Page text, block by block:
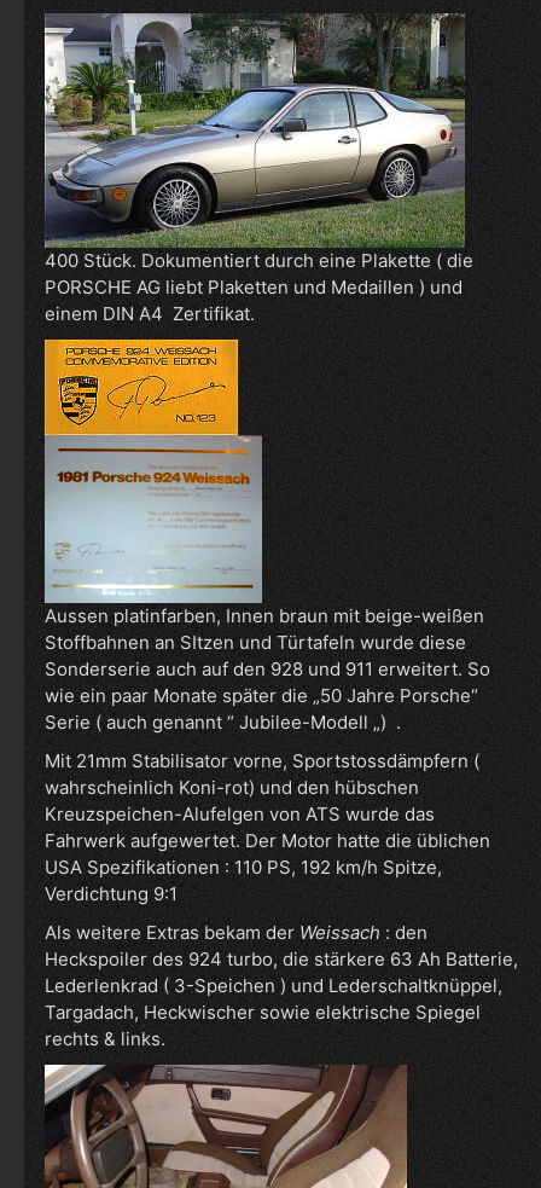
400 Stück. Dokumentiert durch eine Plakette ( die
PORSCHE AG liebt Plaketten und Medaillen ) und
einem DIN A4 Zertifikat.
Aussen platinfarben, Innen braun mit beige-weißen
Stoffbahnen an SItzen und Türtafeln wurde diese
Sonderserie auch auf den 928 und 911 erweitert. So
wie ein paar Monate später die „50 Jahre Porsche“
Serie ( auch genannt “ Jubilee-Modell „) .
Mit 21mm Stabilisator vorne, Sportstossdämpfern (
wahrscheinlich Koni-rot) und den hübschen
Kreuzspeichen-Alufelgen von ATS wurde das
Fahrwerk aufgewertet. Der Motor hatte die üblichen
USA Spezifikationen : 110 PS, 192 km/h Spitze,
Verdichtung 9:1
Als weitere Extras bekam der Weissach : den
Heckspoiler des 924 turbo, die stärkere 63 Ah Batterie,
Lederlenkrad ( 3-Speichen ) und Lederschaltknüppel,
Targadach, Heckwischer sowie elektrische Spiegel
rechts & links.